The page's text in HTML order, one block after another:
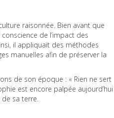
raisonnée. Bien avant que
de l’impact des
il appliquait des méthodes
manuelles afin de préserver la
de son époque : « Rien ne sert
est encore palpée aujourd’hui
sa terre.